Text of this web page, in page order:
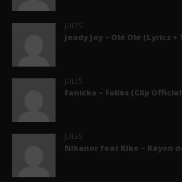
JULES
Jeady Jay – Olé Olé (Lyrics
JULES
Fanicko – Folies (Clip
JULES
Nikanor feat Kiko – Rayon